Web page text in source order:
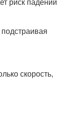
скорость,